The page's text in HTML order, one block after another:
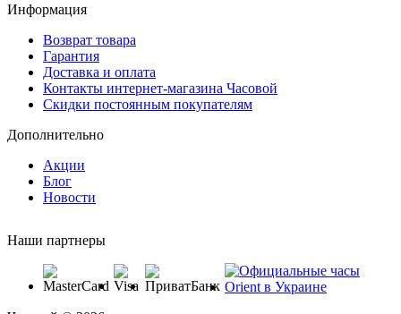
Информация
Возврат товара
Гарантия
Доставка и оплата
Контакты интернет-магазина Часовой
Скидки постоянным покупателям
Дополнительно
Акции
Блог
Новости
Наши партнеры